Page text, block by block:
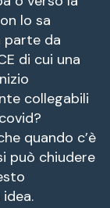
lo sa
parte da
di cui una
collegabili
quando c’è
può chiudere